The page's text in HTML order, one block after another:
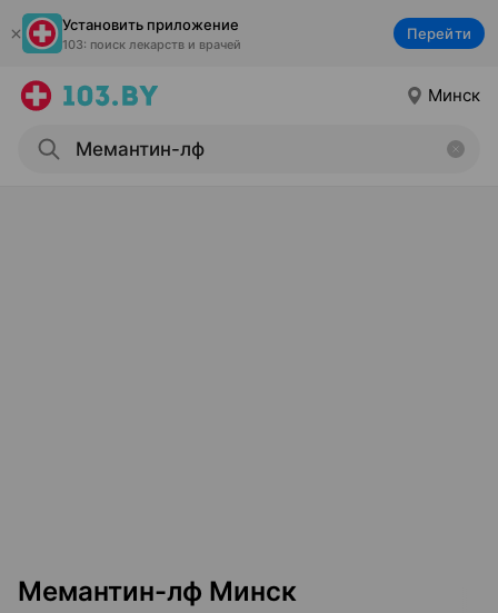
Установить приложение
103: поиск лекарств и врачей
Перейти
Минск
Мемантин-лф Минск